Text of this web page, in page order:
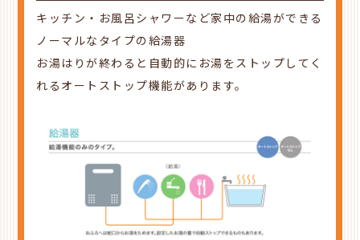
キッチン・お風呂シャワーなど家中の給湯ができる
ノーマルなタイプの給湯器
お湯はりが終わると自動的にお湯をストップしてく
れるオートストップ機能があります。